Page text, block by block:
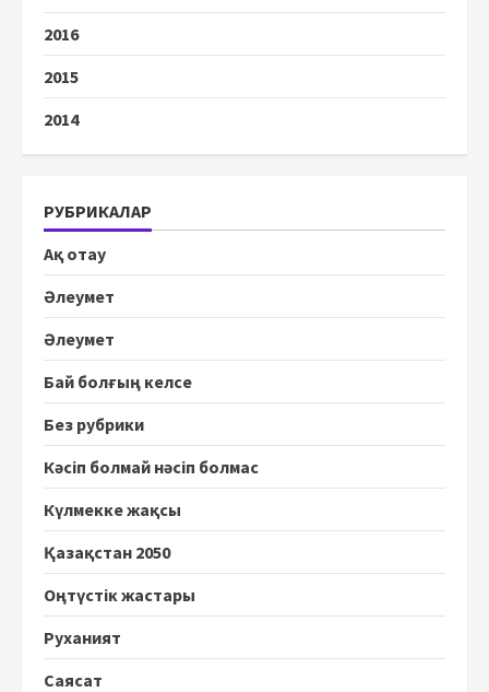
2016
2015
2014
РУБРИКАЛАР
Ақ отау
Әлеумет
Әлеумет
Бай болғың келсе
Без рубрики
Кәсіп болмай нәсіп болмас
Күлмекке жақсы
Қазақстан 2050
Оңтүстік жастары
Руханият
Саясат